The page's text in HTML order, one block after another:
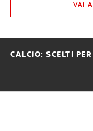
VAI
CALCIO: SCELTI PER